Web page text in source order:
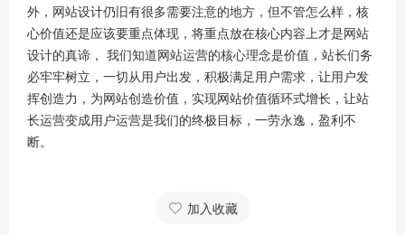
外，网站设计仍旧有很多需要注意的地方，但不管怎么样，核
心价值还是应该要重点体现，将重点放在核心内容上才是网站
设计的真谛， 我们知道网站运营的核心理念是价值，站长们务
必牢牢树立，一切从用户出发，积极满足用户需求，让用户发
挥创造力，为网站创造价值，实现网站价值循环式增长，让站
长运营变成用户运营是我们的终极目标，一劳永逸，盈利不
断。
加入收藏